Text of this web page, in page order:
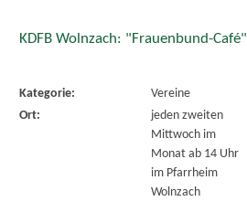
KDFB Wolnzach: "Frauenbund-Café"
Kategorie:
Vereine
Ort:
jeden zweiten
Mittwoch im
Monat ab 14 Uhr
im Pfarrheim
Wolnzach